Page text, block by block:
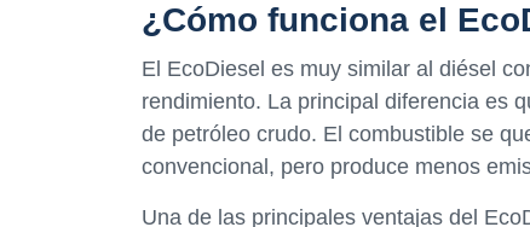
¿Cómo funciona el
El EcoDiesel es muy similar al diésel
rendimiento. La principal diferencia es
de petróleo crudo. El combustible se
convencional, pero produce menos
Una de las principales ventajas del